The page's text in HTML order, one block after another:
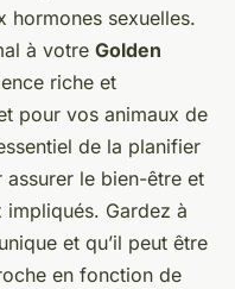
hormones sexuelles.
à votre Golden
riche et
pour vos animaux de
de la planifier
assurer le bien-être et
impliqués. Gardez à
et qu’il peut être
en fonction de